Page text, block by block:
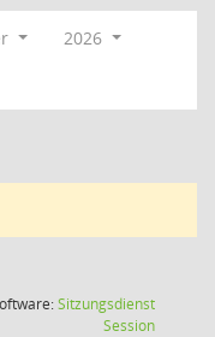
2026
Sitzungsdienst
Session(Wird in